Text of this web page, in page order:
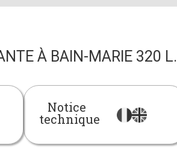
À BAIN-MARIE 320 L.
Notice
technique